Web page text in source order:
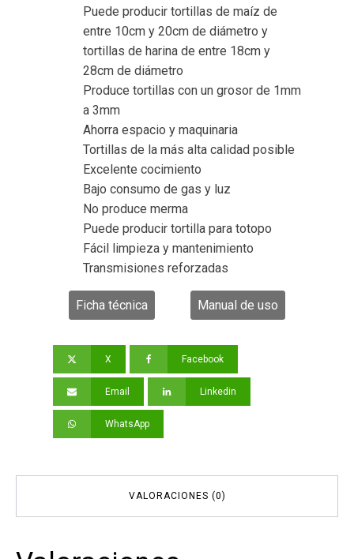
Puede producir tortillas de maíz de
entre 10cm y 20cm de diámetro y
tortillas de harinade entre 18cm y
28cm de diámetro
Produce tortillas con un grosor de 1mm
a 3mm
Ahorra espacio y maquinaria
Tortillas de la más alta calidad posible
Excelente cocimiento
Bajo consumo de gas y luz
No produce merma
Puede producir tortilla para totopo
Fácil limpieza y mantenimiento
Transmisiones reforzadas
Ficha técnica Manual de uso
X Facebook
Email Linkedin
WhatsApp
VALORACIONES (0)